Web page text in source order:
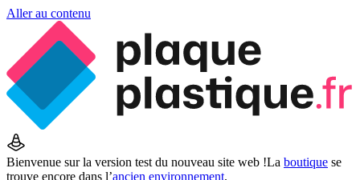
Aller au contenu
Bienvenue sur la version test du nouveau site web !La boutique se
trouve encore dans l’ancien environnement.